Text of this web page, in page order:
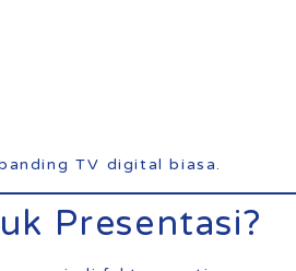
TV digital biasa.
Presentasi?